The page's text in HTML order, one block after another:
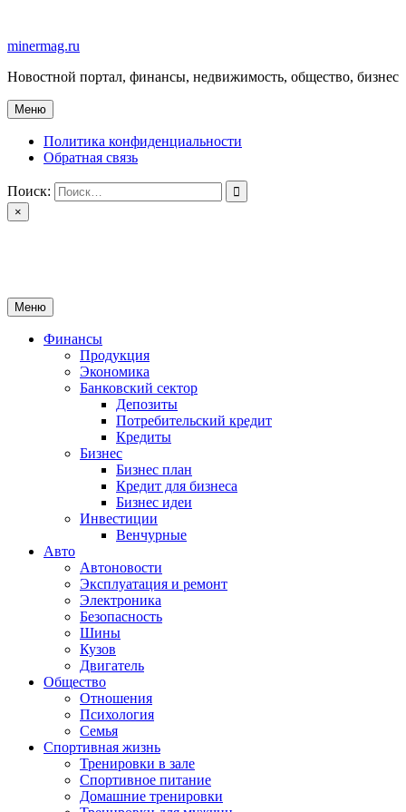
содержимому
minermag.ru
Новостной портал, финансы, недвижимость, общество, бизнес
Меню
Политика конфиденциальности
Обратная связь
Поиск:
×
Меню
Финансы
Продукция
Экономика
Банковский сектор
Депозиты
Потребительский кредит
Кредиты
Бизнес
Бизнес план
Кредит для бизнеса
Бизнес идеи
Инвестиции
Венчурные
Авто
Автоновости
Эксплуатация и ремонт
Электроника
Безопасность
Шины
Кузов
Двигатель
Общество
Отношения
Психология
Семья
Спортивная жизнь
Тренировки в зале
Спортивное питание
Домашние тренировки